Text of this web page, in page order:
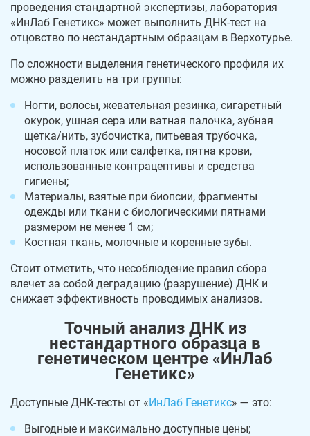
проведения стандартной экспертизы, лаборатория
«ИнЛаб Генетикс» может выполнить ДНК-тест на
отцовство по нестандартным образцам в Верхотурье.
По сложности выделения генетического профиля их
можно разделить на три группы:
Ногти, волосы, жевательная резинка, сигаретный
окурок, ушная сера или ватная палочка, зубная
щетка/нить, зубочистка, питьевая трубочка,
носовой платок или салфетка, пятна крови,
использованные контрацептивы и средства
гигиены;
Материалы, взятые при биопсии, фрагменты
одежды или ткани с биологическими пятнами
размером не менее 1 см;
Костная ткань, молочные и коренные зубы.
Стоит отметить, что несоблюдение правил сбора
влечет за собой деградацию (разрушение) ДНК и
снижает эффективность проводимых анализов.
Точный анализ ДНК из
нестандартного образца в
генетическом центре «ИнЛаб
Генетикс»
Доступные ДНК-тесты от «ИнЛаб Генетикс» — это:
Выгодные и максимально доступные цены;